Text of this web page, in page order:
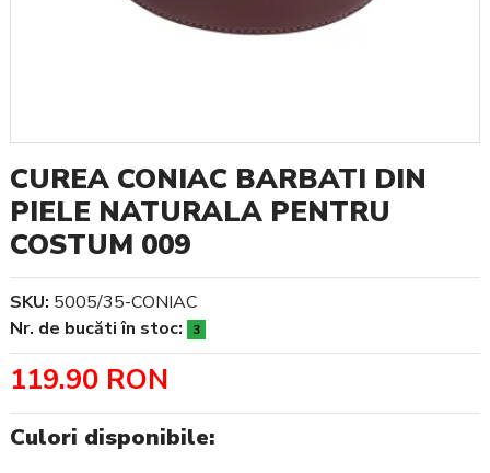
CUREA CONIAC BARBATI DIN
PIELE NATURALA PENTRU
COSTUM 009
Culori disponibile:
SKU: 5005/35-CONIAC
Nr. de bucăti în stoc:
3
119.90 RON